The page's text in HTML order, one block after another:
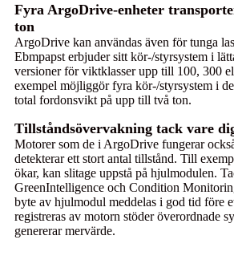
Fyra ArgoDrive-enheter
ton
ArgoDrive kan användas även för tunga
Ebmpapst erbjuder sitt kör-/styrsystem i
versioner för viktklasser upp till 100, 300
exempel möjliggör fyra kör-/styrsystem i
total fordonsvikt på upp till två ton.
Tillståndsövervakning tack vare
Motorer som de i ArgoDrive fungerar
detekterar ett stort antal tillstånd. Till
ökar, kan slitage uppstå på hjulmodulen.
GreenIntelligence och Condition
byte av hjulmodul meddelas i god tid före
registreras av motorn stöder överordnade
genererar mervärde.